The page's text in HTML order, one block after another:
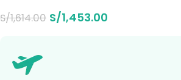
S/1,614.00 S/1,453.00